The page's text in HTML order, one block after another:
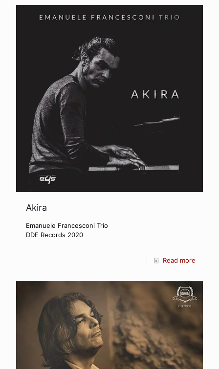
Akira
Emanuele Francesconi Trio
DDE Records 2020
Read more